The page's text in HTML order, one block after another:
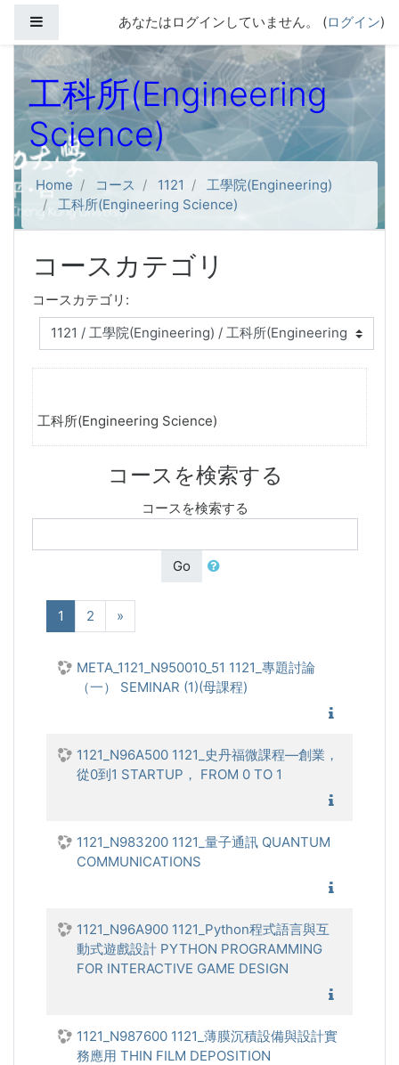
サイドパネルあなたはログインしていません。 (ログイン)
工科所(Engineering
Science)
Home コース 1121
工學院(Engineering)
工科所(Engineering Science)
コースカテゴリ
コースカテゴリ:
工科所(Engineering Science)
コースを検索する
コースを検索する
Go
1 (現在)
2 »
META_1121_N950010_51 1121_專題討論
（一） SEMINAR (1)(母課程)
1121_N96A500 1121_史丹福微課程—創業，
從0到1 STARTUP， FROM 0 TO 1
1121_N983200 1121_量子通訊 QUANTUM
COMMUNICATIONS
1121_N96A900 1121_Python程式語言與互
動式遊戲設計 PYTHON PROGRAMMING
FOR INTERACTIVE GAME DESIGN
1121_N987600 1121_薄膜沉積設備與設計實
務應用 THIN FILM DEPOSITION